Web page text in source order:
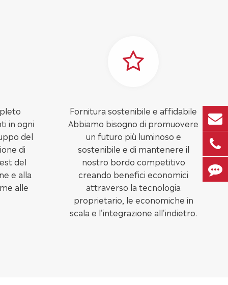
in ogni
del
di
del
e alla
alle
Fornitura sostenibile e affidabile
Abbiamo bisogno di promuovere
un futuro più luminoso e
sostenibile e di mantenere il
nostro bordo competitivo
creando benefici economici
attraverso la tecnologia
proprietario, le economiche in
scala e l'integrazione all'indietro.